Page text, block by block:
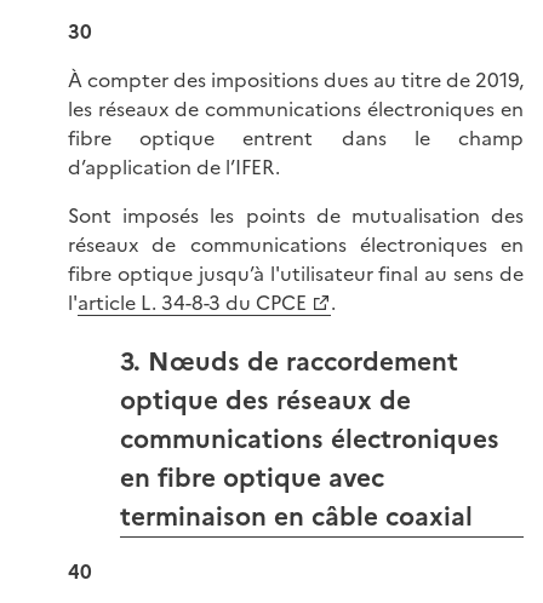
30
À compter des impositions dues au titre de 2019,
les réseaux de communications électroniques en
fibre optique entrent dans le champ
d’application de l’IFER.
Sont imposés les points de mutualisation des
réseaux de communications électroniques en
fibre optique jusqu’à l'utilisateur final au sens de
l'article L. 34-8-3 du CPCE .
3. Nœuds de raccordement
optique des réseaux de
communications électroniques
en fibre optique avec
terminaison en câble coaxial
40